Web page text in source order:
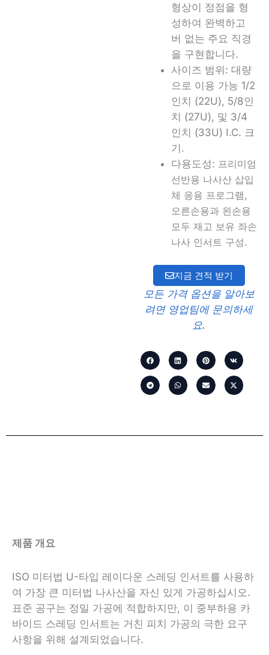
형상이 정점을 형
성하여 완벽하고
버 없는 주요 직경
을 구현합니다.
사이즈 범위: 대량
으로 이용 가능 1/2
인치 (22U), 5/8인
치 (27U), 및 3/4
인치 (33U) I.C. 크
기.
다용도성: 프리미엄
선반용 나사산 삽입
체 응용 프로그램,
오른손용과 왼손용
모두 재고 보유 좌손
나사 인서트 구성.
지금 견적 받기
모든 가격 옵션을 알아보
려면 영업팀에 문의하세
요.
제품 개요
ISO 미터법 U-타입 레이다운 스레딩 인서트를 사용하
여 가장 큰 미터법 나사산을 자신 있게 가공하십시오.
표준 공구는 정밀 가공에 적합하지만, 이 중부하용 카
바이드 스레딩 인서트는 거친 피치 가공의 극한 요구
사항을 위해 설계되었습니다.